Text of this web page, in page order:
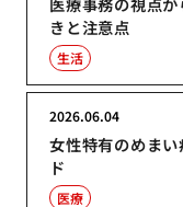
きと注意点
生活
女性特有のめま
ド
2026.06.04
医療